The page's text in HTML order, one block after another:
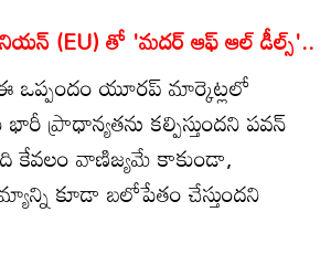
(EU) తో 'మదర్ ఆఫ్ ఆల్ డీల్స్'..
ఒప్పందం యూరప్ మార్కెట్లలో
ప్రాధాన్యతను కల్పిస్తుందని పవన్
కేవలం వాణిజ్యమే కాకుండా,
కూడా బలోపేతం చేస్తుందని